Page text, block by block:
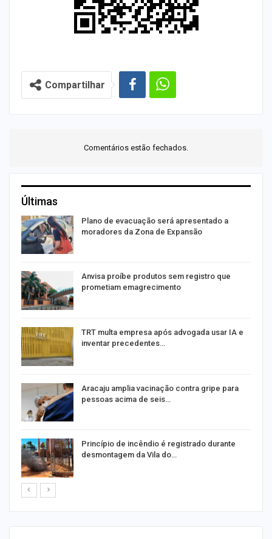
Compartilhar
Comentários estão fechados.
Últimas
Plano de evacuação será apresentado a
moradores da Zona de Expansão
Anvisa proíbe produtos sem registro que
prometiam emagrecimento
TRT multa empresa após advogada usar IA e
inventar precedentes…
Aracaju amplia vacinação contra gripe para
pessoas acima de seis…
Princípio de incêndio é registrado durante
desmontagem da Vila do…